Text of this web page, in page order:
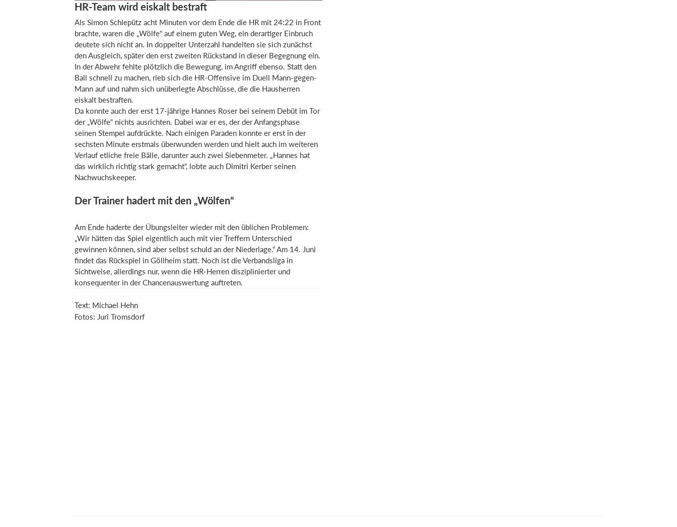
HR-Team wird eiskalt bestraft
Als Simon Schlepütz acht Minuten vor dem Ende die HR mit 24:22 in Front
brachte, waren die „Wölfe“ auf einem guten Weg, ein derartiger Einbruch
deutete sich nicht an. In doppelter Unterzahl handelten sie sich zunächst
den Ausgleich, später den erst zweiten Rückstand in dieser Begegnung ein.
In der Abwehr fehlte plötzlich die Bewegung, im Angriff ebenso. Statt den
Ball schnell zu machen, rieb sich die HR-Offensive im Duell Mann-gegen-
Mann auf und nahm sich unüberlegte Abschlüsse, die die Hausherren
eiskalt bestraften.
Da konnte auch der erst 17-jährige Hannes Roser bei seinem Debüt im Tor
der „Wölfe“ nichts ausrichten. Dabei war er es, der der Anfangsphase
seinen Stempel aufdrückte. Nach einigen Paraden konnte er erst in der
sechsten Minute erstmals überwunden werden und hielt auch im weiteren
Verlauf etliche freie Bälle, darunter auch zwei Siebenmeter. „Hannes hat
das wirklich richtig stark gemacht“, lobte auch Dimitri Kerber seinen
Nachwuchskeeper.
Der Trainer hadert mit den „Wölfen“
Am Ende haderte der Übungsleiter wieder mit den üblichen Problemen:
„Wir hätten das Spiel eigentlich auch mit vier Treffern Unterschied
gewinnen können, sind aber selbst schuld an der Niederlage.“ Am 14. Juni
findet das Rückspiel in Göllheim statt. Noch ist die Verbandsliga in
Sichtweise, allerdings nur, wenn die HR-Herren disziplinierter und
konsequenter in der Chancenauswertung auftreten.
Text: Michael Hehn
Fotos: Juri Tromsdorf